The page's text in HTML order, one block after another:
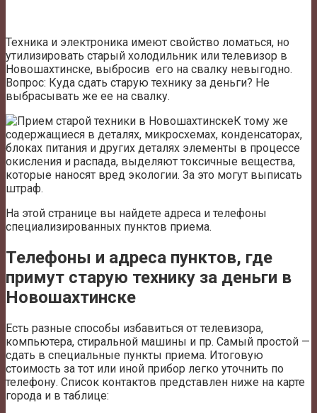
Техника и электроника имеют свойство ломаться, но
утилизировать старый холодильник или телевизор в
Новошахтинске, выбросив его на свалку невыгодно.
Вопрос: Куда сдать старую технику за деньги? Не
выбрасывать же ее на свалку.
К тому же
содержащиеся в деталях, микросхемах, конденсаторах,
блоках питания и других деталях элементы в процессе
окисления и распада, выделяют токсичные вещества,
которые наносят вред экологии. За это могут выписать
штраф.
На этой странице вы найдете адреса и телефоны
специализированных пунктов приема.
Телефоны и адреса пунктов, где
примут старую технику за деньги в
Новошахтинске
Есть разные способы избавиться от телевизора,
компьютера, стиральной машины и пр. Самый простой —
сдать в специальные пункты приема. Итоговую
стоимость за тот или иной прибор легко уточнить по
телефону. Список контактов представлен ниже на карте
города и в таблице: